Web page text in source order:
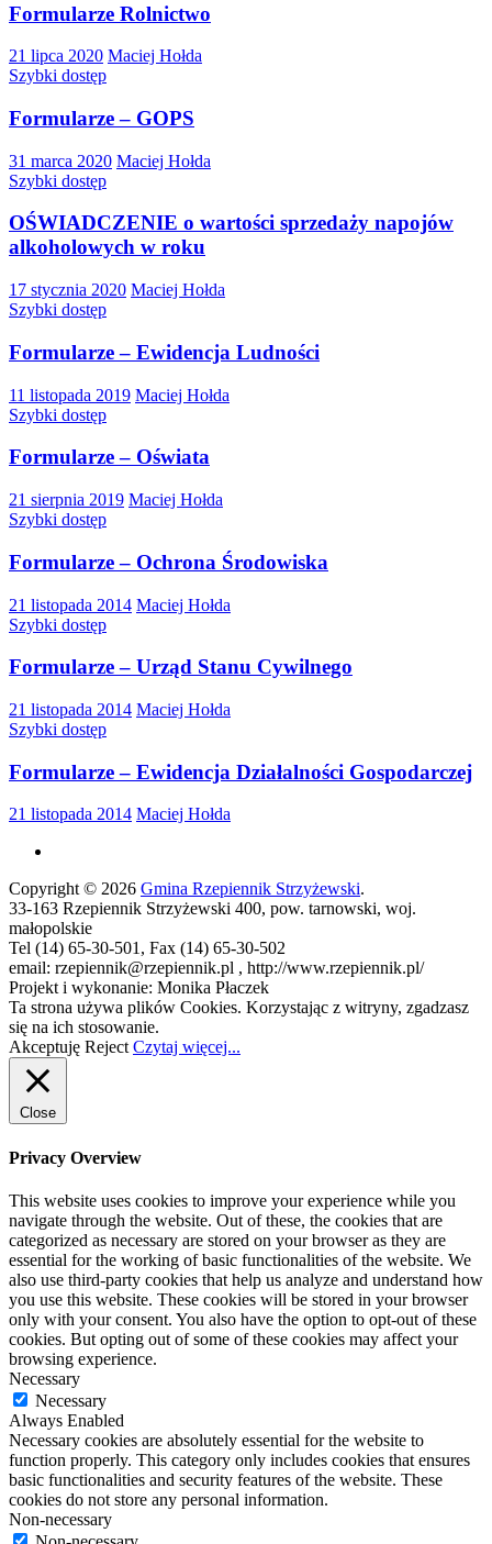
Formularze Rolnictwo
21 lipca 2020 Maciej Hołda
Szybki dostęp
Formularze – GOPS
31 marca 2020 Maciej Hołda
Szybki dostęp
OŚWIADCZENIE o wartości sprzedaży napojów
alkoholowych w roku
17 stycznia 2020 Maciej Hołda
Szybki dostęp
Formularze – Ewidencja Ludności
11 listopada 2019 Maciej Hołda
Szybki dostęp
Formularze – Oświata
21 sierpnia 2019 Maciej Hołda
Szybki dostęp
Formularze – Ochrona Środowiska
21 listopada 2014 Maciej Hołda
Szybki dostęp
Formularze – Urząd Stanu Cywilnego
21 listopada 2014 Maciej Hołda
Szybki dostęp
Formularze – Ewidencja Działalności Gospodarczej
21 listopada 2014 Maciej Hołda
Copyright © 2026 Gmina Rzepiennik Strzyżewski.
33-163 Rzepiennik Strzyżewski 400, pow. tarnowski, woj.
małopolskie
Tel (14) 65-30-501, Fax (14) 65-30-502
email: rzepiennik@rzepiennik.pl , http://www.rzepiennik.pl/
Projekt i wykonanie: Monika Płaczek
Ta strona używa plików Cookies. Korzystając z witryny, zgadzasz
się na ich stosowanie.
Akceptuję Reject Czytaj więcej...
Close
Privacy Overview
This website uses cookies to improve your experience while you
navigate through the website. Out of these, the cookies that are
categorized as necessary are stored on your browser as they are
essential for the working of basic functionalities of the website. We
also use third-party cookies that help us analyze and understand how
you use this website. These cookies will be stored in your browser
only with your consent. You also have the option to opt-out of these
cookies. But opting out of some of these cookies may affect your
browsing experience.
Necessary
Necessary
Always Enabled
Necessary cookies are absolutely essential for the website to
function properly. This category only includes cookies that ensures
basic functionalities and security features of the website. These
cookies do not store any personal information.
Non-necessary